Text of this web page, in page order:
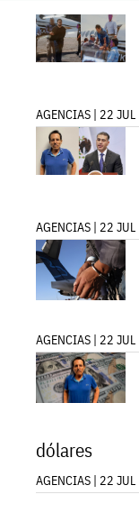
AGENCIAS | 22 JUL
AGENCIAS | 22 JUL
AGENCIAS | 22 JUL
dólares
AGENCIAS | 22 JUL